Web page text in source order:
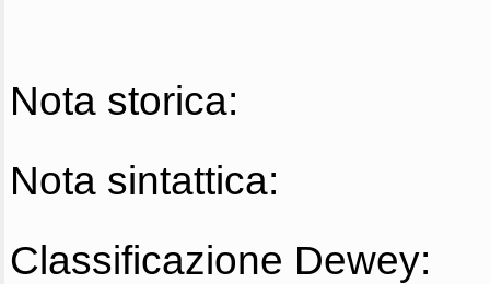
Nota storica:
Nota sintattica:
Classificazione Dewey: